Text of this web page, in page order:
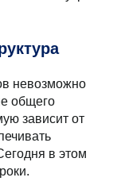
невозможно
общего
зависит от
в этом